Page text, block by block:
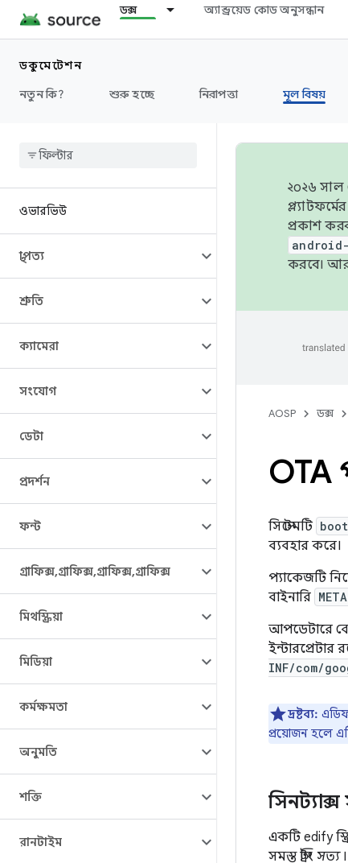
ডক্স অ্যান্ড্রয়েড কোড অনুসন্ধান
ডকুমেন্টেশন
নতুন কি?
শুরু হচ্ছে নিরাপত্তা মূল বিষয়
ওভারভিউ
স্থাপত্য
শ্রুতি
ক্যামেরা
সংযোগ
ডেটা
প্রদর্শন
ফন্ট
গ্রাফিক্স,গ্রাফিক্স,গ্রাফিক্স,গ্রাফিক্স
মিথস্ক্রিয়া
মিডিয়া
কর্মক্ষমতা
অনুমতি
শক্তি
রানটাইম
২০২৬ সাল
প্রকাশ
করবে।
AOSP ডক্স
OTA
সিস্টেমটি
ব্যবহার করে।
প্যাকেজটি
বাইনারি
আপডেটারে
INF/com/
দ্রষ্টব্য:
প্রয়োজন হলে
একটি edify
সমস্ত স্ট্রিং সত্য